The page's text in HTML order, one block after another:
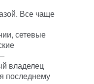
Все чаще
сетевые
владелец
последнему